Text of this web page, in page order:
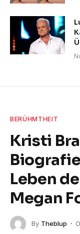
BERÜHMTHEIT
Kristi
Leben
Megan
By Theblup